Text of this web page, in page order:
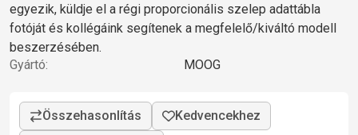
egyezik, küldje el a régi proporcionális szelep adattábla
fotóját és kollégáink segítenek a megfelelő/kiváltó modell
beszerzésében.
Gyártó:
MOOG